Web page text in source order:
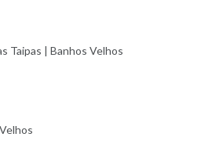
Taipas | Banhos Velhos